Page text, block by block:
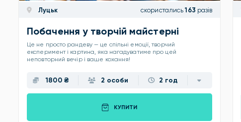
Луцьк скористались 163 разів
Побачення у творчій майстерні
Це не просто рандеву — це спільні емоції, творчий
експеримент і картина, яка нагадуватиме про цей
неповторний вечір і ваше кохання!
1800 ₴ 2 особи 2 год
КУПИТИ